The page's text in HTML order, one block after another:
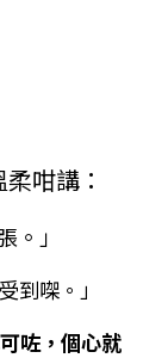
咁講：
。」
到㗎。」
咗，個心就